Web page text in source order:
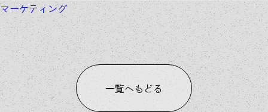
マーケティング
一覧へもどる